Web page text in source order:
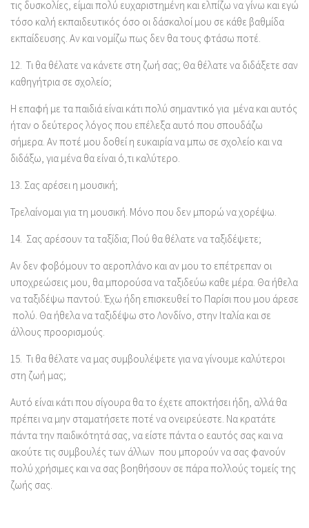
τις δυσκολίες, είμαι πολύ ευχαριστημένη και ελπίζω να γίνω και εγώ
τόσο καλή εκπαιδευτικός όσο οι δάσκαλοί μου σε κάθε βαθμίδα
εκπαίδευσης. Αν και νομίζω πως δεν θα τους φτάσω ποτέ.
12. Τι θα θέλατε να κάνετε στη ζωή σας; Θα θέλατε να διδάξετε σαν
καθηγήτρια σε σχολείο;
Η επαφή με τα παιδιά είναι κάτι πολύ σημαντικό για μένα και αυτός
ήταν ο δεύτερος λόγος που επέλεξα αυτό που σπουδάζω
σήμερα. Αν ποτέ μου δοθεί η ευκαιρία να μπω σε σχολείο και να
διδάξω, για μένα θα είναι ό,τι καλύτερο.
13. Σας αρέσει η μουσική;
Τρελαίνομαι για τη μουσική. Μόνο που δεν μπορώ να χορέψω.
14. Σας αρέσουν τα ταξίδια; Πού θα θέλατε να ταξιδέψετε;
Αν δεν φοβόμουν το αεροπλάνο και αν μου το επέτρεπαν οι
υποχρεώσεις μου, θα μπορούσα να ταξιδεύω καθε μέρα. Θα ήθελα
να ταξιδέψω παντού. Έχω ήδη επισκευθεί το Παρίσι που μου άρεσε
πολύ. Θα ήθελα να ταξιδέψω στο Λονδίνο, στην Ιταλία και σε
άλλους προορισμούς.
15. Τι θα θέλατε να μας συμβουλέψετε για να γίνουμε καλύτεροι
στη ζωή μας;
Αυτό είναι κάτι που σίγουρα θα το έχετε αποκτήσει ήδη, αλλά θα
πρέπει να μην σταματήσετε ποτέ να ονειρεύεστε. Να κρατάτε
πάντα την παιδικότητά σας, να είστε πάντα ο εαυτός σας και να
ακούτε τις συμβουλές των άλλων που μπορούν να σας φανούν
πολύ χρήσιμες και να σας βοηθήσουν σε πάρα πολλούς τομείς της
ζωής σας.